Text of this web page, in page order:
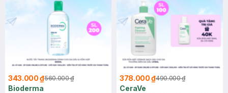
343.000 ₫560.000 ₫
Bioderma
378.000 ₫490.000 ₫
CeraVe